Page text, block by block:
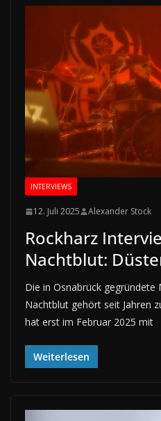
INTERVIEWS
12. Juli 2025 Alexander Stock
Rockharz
Nachtblut:
Die in Osnabrück
Nachtblut gehört seit Jahren
hat erst im Februar 2025 mit
Weiterlesen